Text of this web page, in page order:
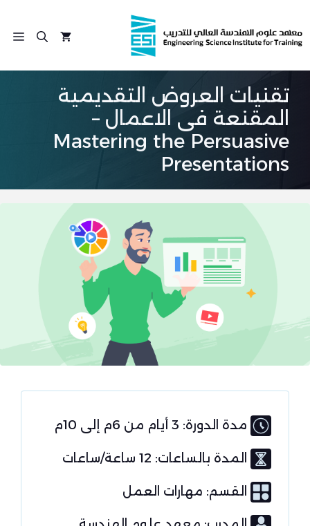
إلى
المحتوى
تقنيات العروض التقديمية
المقنعة فى الاعمال –
Mastering the Persuasive
Presentations
مدة الدورة: 3 أيام من 6م إلى 10م
المدة بالساعات: 12 ساعة/ساعات
القسم: مهارات العمل